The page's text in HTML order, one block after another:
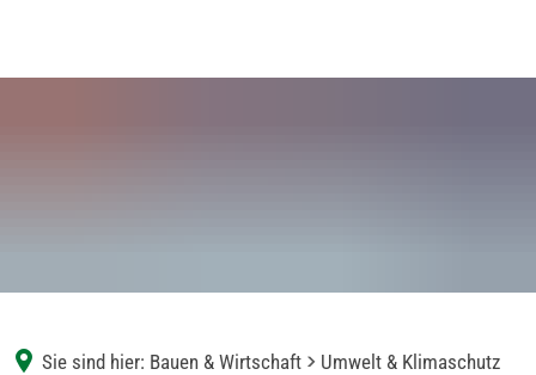
Sie sind hier: Bauen & Wirtschaft
Umwelt & Klimaschutz